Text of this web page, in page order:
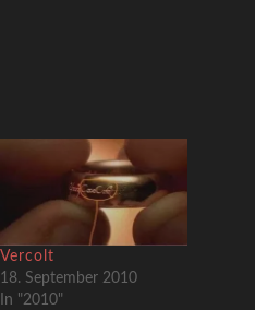
Vercolt
18. September 2010
In "2010"